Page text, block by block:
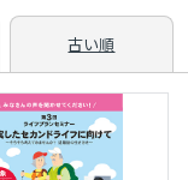
古い順